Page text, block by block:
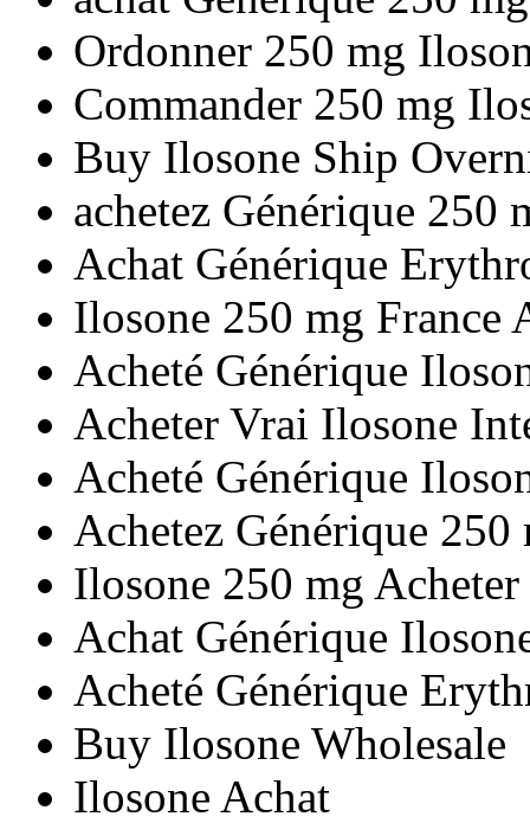
Ordonner 250 mg
Commander 250 mg
Buy Ilosone Ship
achetez Générique 250
Achat Générique
Ilosone 250 mg France
Acheté Générique
Acheter Vrai Ilosone
Acheté Générique
Achetez Générique
Ilosone 250 mg
Achat Générique
Acheté Générique
Buy Ilosone Wholesale
Ilosone Achat